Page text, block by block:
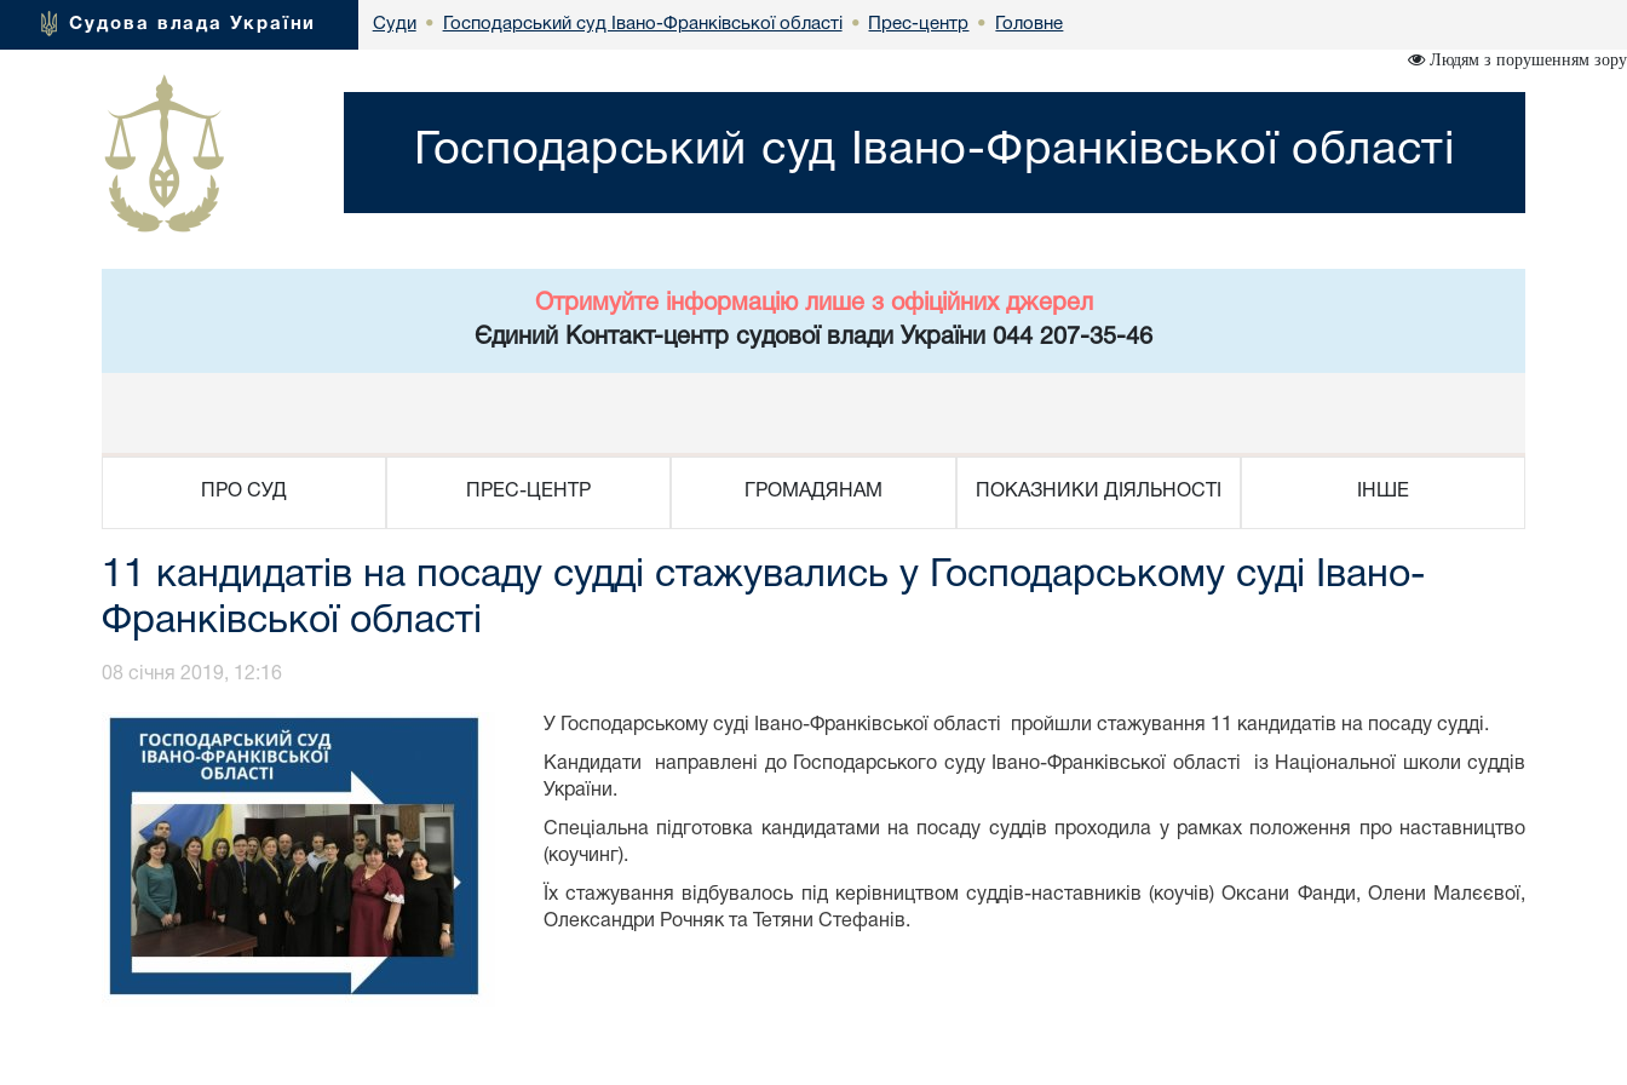
Судова влада України Суди • Господарський суд Івано-Франківської області • Прес-центр • Головне
Людям з порушенням зору
Господарський суд Івано-Франківської області
Отримуйте інформацію лише з офіційних джерел
Єдиний Контакт-центр судової влади України 044 207-35-46
ПРО СУД ПРЕС-ЦЕНТР ГРОМАДЯНАМ ПОКАЗНИКИ ДІЯЛЬНОСТІ ІНШЕ
11 кандидатів на посаду судді стажувались у Господарському суді Івано-
Франківської області
08 січня 2019, 12:16
У Господарському суді Івано-Франківської області пройшли стажування 11 кандидатів на посаду судді.
Кандидати направлені до Господарського суду Івано-Франківської області із Національної школи суддів
України.
Спеціальна підготовка кандидатами на посаду суддів проходила у рамках положення про наставництво
(коучинг).
Їх стажування відбувалось під керівництвом суддів-наставників (коучів) Оксани Фанди, Олени Малєєвої,
Олександри Рочняк та Тетяни Стефанів.